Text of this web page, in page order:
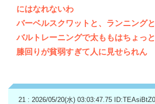
にはなれないわ
バーベルスクワットと、ランニング
バルトレーニングで太ももはちょっ
膝回りが貧弱すぎて人に見せられん
21 : 2026/05/20(水) 03:03:47.75 ID:TEAsiBtZ0